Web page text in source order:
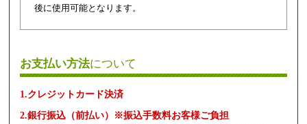
後に使用可能となります。
お支払い方法について
1.クレジットカード決済
2.銀行振込（前払い）※振込手数料お客様ご負担